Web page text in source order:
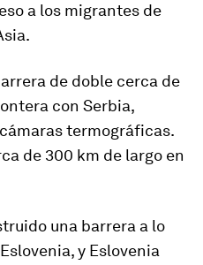
a los migrantes de
de doble cerca de
con Serbia,
termográficas.
de 300 km de largo en
una barrera a lo
y Eslovenia